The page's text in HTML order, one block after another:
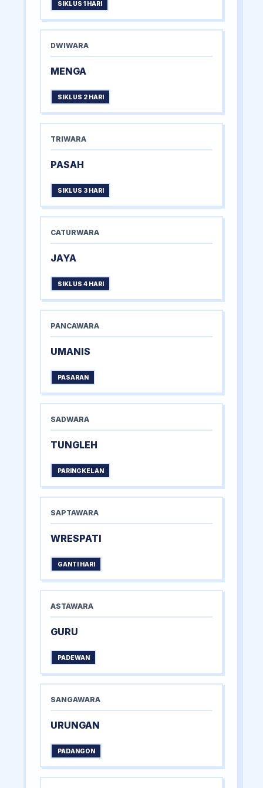
SIKLUS 1 HARI
DWIWARA
MENGA
SIKLUS 2 HARI
TRIWARA
PASAH
SIKLUS 3 HARI
CATURWARA
JAYA
SIKLUS 4 HARI
PANCAWARA
UMANIS
PASARAN
SADWARA
TUNGLEH
PARINGKELAN
SAPTAWARA
WRESPATI
GANTI HARI
ASTAWARA
GURU
PADEWAN
SANGAWARA
URUNGAN
PADANGON